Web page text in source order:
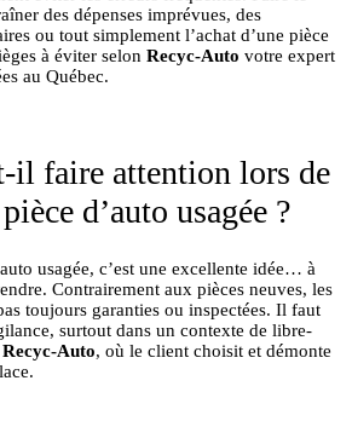
des dépenses imprévues, des
ou tout simplement l’achat d’une pièce
à éviter selon Recyc-Auto votre expert
au Québec.
il faire attention lors de
d’auto usagée ?
usagée, c’est une excellente idée… à
Contrairement aux pièces neuves, les
toujours garanties ou inspectées. Il faut
surtout dans un contexte de libre-
Recyc-Auto, où le client choisit et démonte